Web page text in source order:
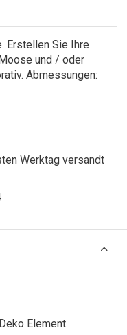
Erstellen Sie Ihre
und / oder
Abmessungen:
Werktag versandt
Element